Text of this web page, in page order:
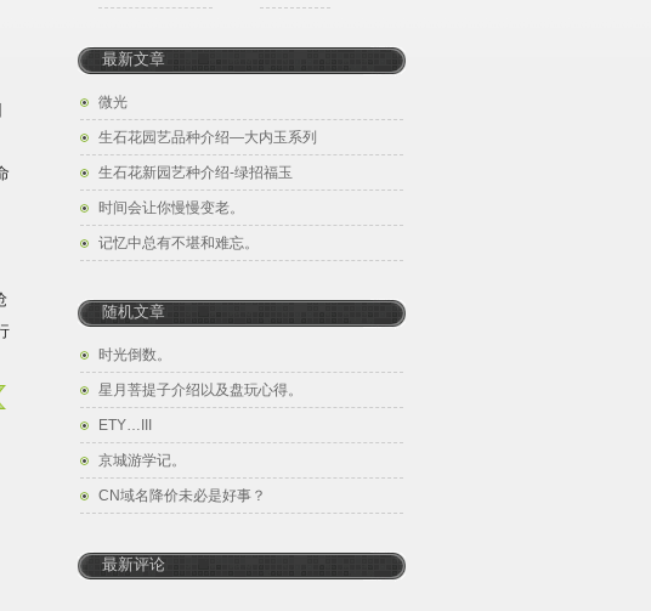
最新文章
微光
生石花园艺品种介绍—大内玉系列
生石花新园艺种介绍-绿招福玉
时间会让你慢慢变老。
记忆中总有不堪和难忘。
随机文章
时光倒数。
星月菩提子介绍以及盘玩心得。
ETY…III
京城游学记。
CN域名降价未必是好事？
最新评论